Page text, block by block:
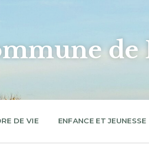
de
DE VIE ENFANCE ET JEUNESSE